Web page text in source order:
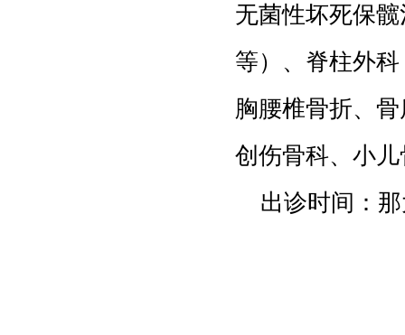
无菌性坏死保
等）、脊柱外
胸腰椎骨折、
创伤骨科、小
出诊时间：